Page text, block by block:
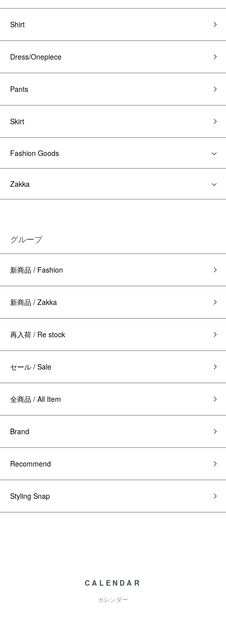
Shirt
Dress/Onepiece
Pants
Skirt
Fashion Goods
Zakka
グループ
新商品 / Fashion
新商品 / Zakka
再入荷 / Re stock
セール / Sale
全商品 / All Item
Brand
Recommend
Styling Snap
CALENDAR
カレンダー